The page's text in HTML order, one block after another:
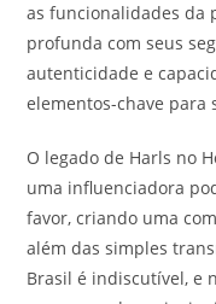
as funcionalidades da
profunda com seus
autenticidade e
elementos-chave para
O legado de Harls no
uma influenciadora
favor, criando uma
além das simples
Brasil é indiscutível, e